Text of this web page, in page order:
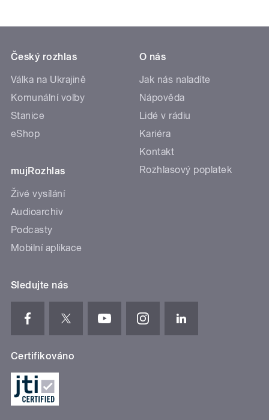
Český rozhlas
Válka na Ukrajině
Komunální volby
Stanice
eShop
mujRozhlas
Živé vysílání
Audioarchiv
Podcasty
Mobilní aplikace
O nás
Jak nás naladíte
Nápověda
Lidé v rádiu
Kariéra
Kontakt
Rozhlasový poplatek
Sledujte nás
Certifikováno